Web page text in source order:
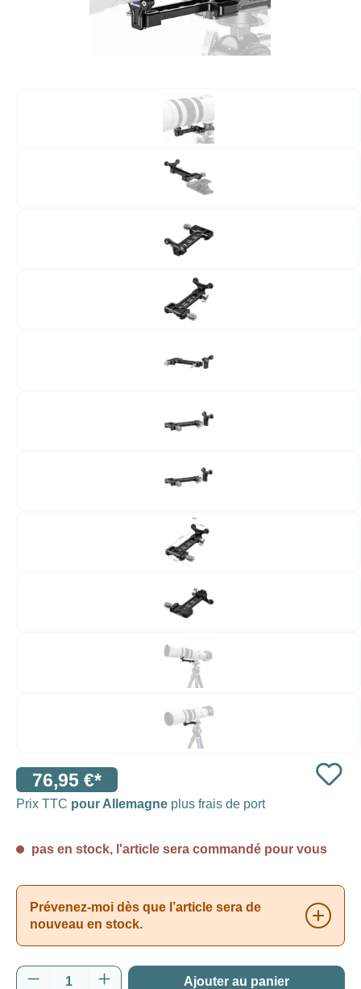
76,95 €*
Prix TTC pour Allemagne plus frais de port
pas en stock, l'article sera commandé pour vous
Prévenez-moi dès que l’article sera de
nouveau en stock.
Quantité de produit : Entrez la quantité
Ajouter au panier